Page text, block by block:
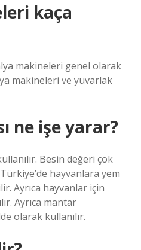
kaça
makineleri genel olarak
makineleri ve yuvarlak
ne işe yarar?
Besin değeri çok
hayvanlara yem
Ayrıca hayvanlar için
Ayrıca mantar
olarak kullanılır.